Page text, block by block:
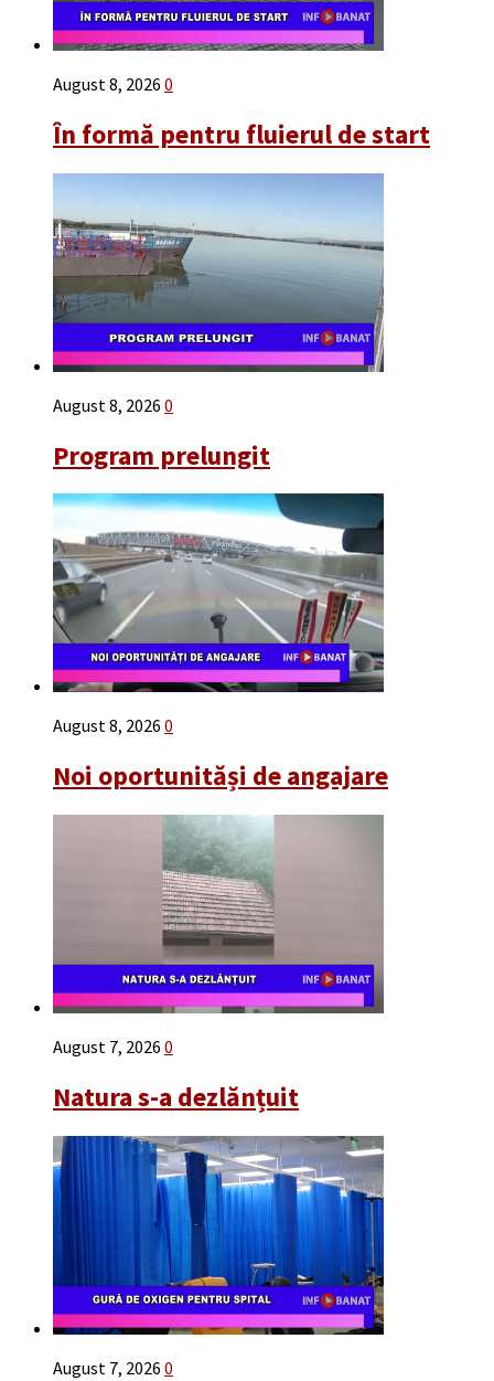
August 8, 2026 0
În formă pentru fluierul de start
August 8, 2026 0
Program prelungit
August 8, 2026 0
Noi oportunităși de angajare
August 7, 2026 0
Natura s-a dezlănțuit
August 7, 2026 0